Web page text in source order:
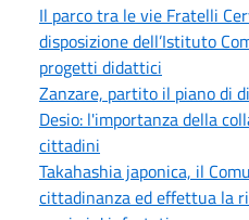
Il parco tra le vie Fratelli
disposizione dell’Istituto
progetti didattici
Zanzare, partito il piano di
Desio: l'importanza della
cittadini
Takahashia japonica, il
cittadinanza ed effettua la